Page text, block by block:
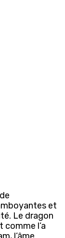
et
Le dragon
l’a